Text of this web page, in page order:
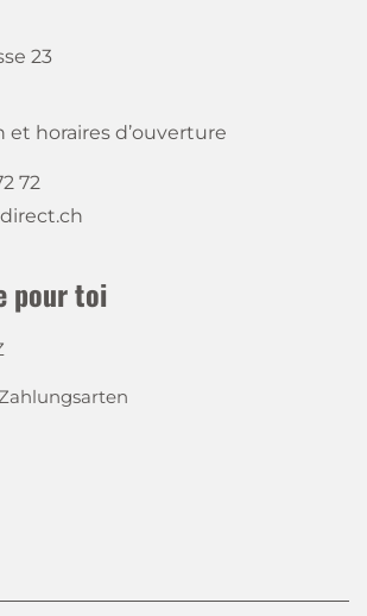
23
et horaires d’ouverture
72
pour toi